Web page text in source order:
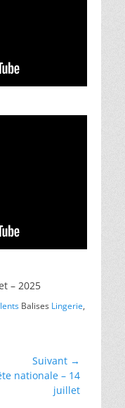
– 2025
Balises Lingerie,
Suivant →
nationale – 14
juillet